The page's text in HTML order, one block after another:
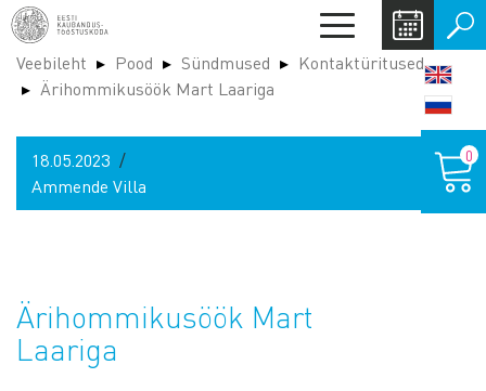
Liigu
edasi
põhisisu
juurde
Toggle
navigation
Veebileht Pood Sündmused
Kontaktüritused
Ärihommikusöök Mart Laariga
18.05.2023
Ammende Villa
Ärihommikusöök Mart
Laariga
0